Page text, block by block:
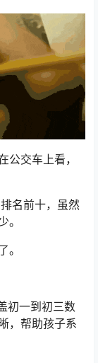
公交车上看，
名前十，虽然
。
。
初一到初三数
，帮助孩子系